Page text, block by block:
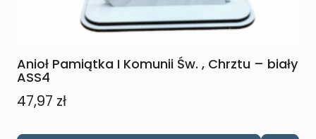
Anioł Pamiątka I Komunii Św. , Chrztu – biały
ASS4
47,97 zł